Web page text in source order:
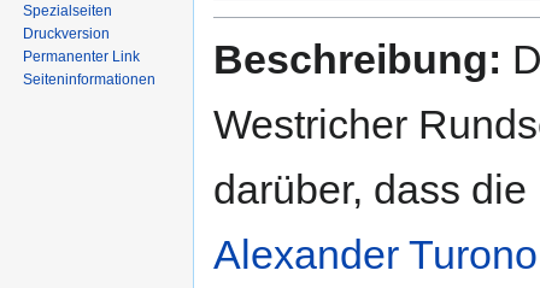
Beschreibung:
Westricher
darüber, dass
Alexander
Spezialseiten
Druckversion
Permanenter Link
Seiten­informationen